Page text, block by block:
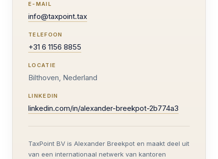
E-MAIL
info@taxpoint.tax
TELEFOON
+31 6 1156 8855
LOCATIE
Bilthoven, Nederland
LINKEDIN
linkedin.com/in/alexander-breekpot-2b774a3
TaxPoint BV is Alexander Breekpot en maakt deel uit
van een internationaal netwerk van kantoren